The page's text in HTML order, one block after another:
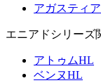
アガスティ
エニアドシリーズ
アトゥムHL
ベンヌHL